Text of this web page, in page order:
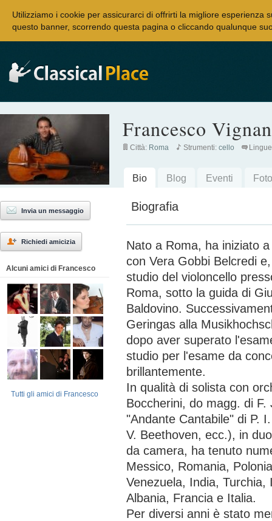
Invia un messaggio
Richiedi amicizia
Alcuni amici di Francesco
Tutti gli amici di Francesco
Francesco
Città: Roma Strumenti: cello
Bio Blog Eventi Foto
Biografia
Nato a Roma, ha iniziato
con Vera Gobbi Belcredi
studio del violoncello
Roma, sotto la guida di
Baldovino.
Geringas alla
dopo aver superato
studio per l'esame da
brillantemente.
In qualità di solista con
Boccherini, do magg. di
"Andante Cantabile" di P.
V. Beethoven, ecc.), in
da camera, ha tenuto
Messico, Romania,
Venezuela, India,
Albania, Francia e Italia.
Per diversi anni è stato
Utilizziamo i cookie per assicurarci di offrirti la migliore esperienza
questo banner, scorrendo questa pagina o cliccando qualunque